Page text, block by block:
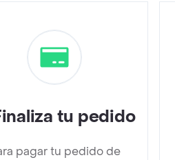
tu pedido
pagar tu pedido de